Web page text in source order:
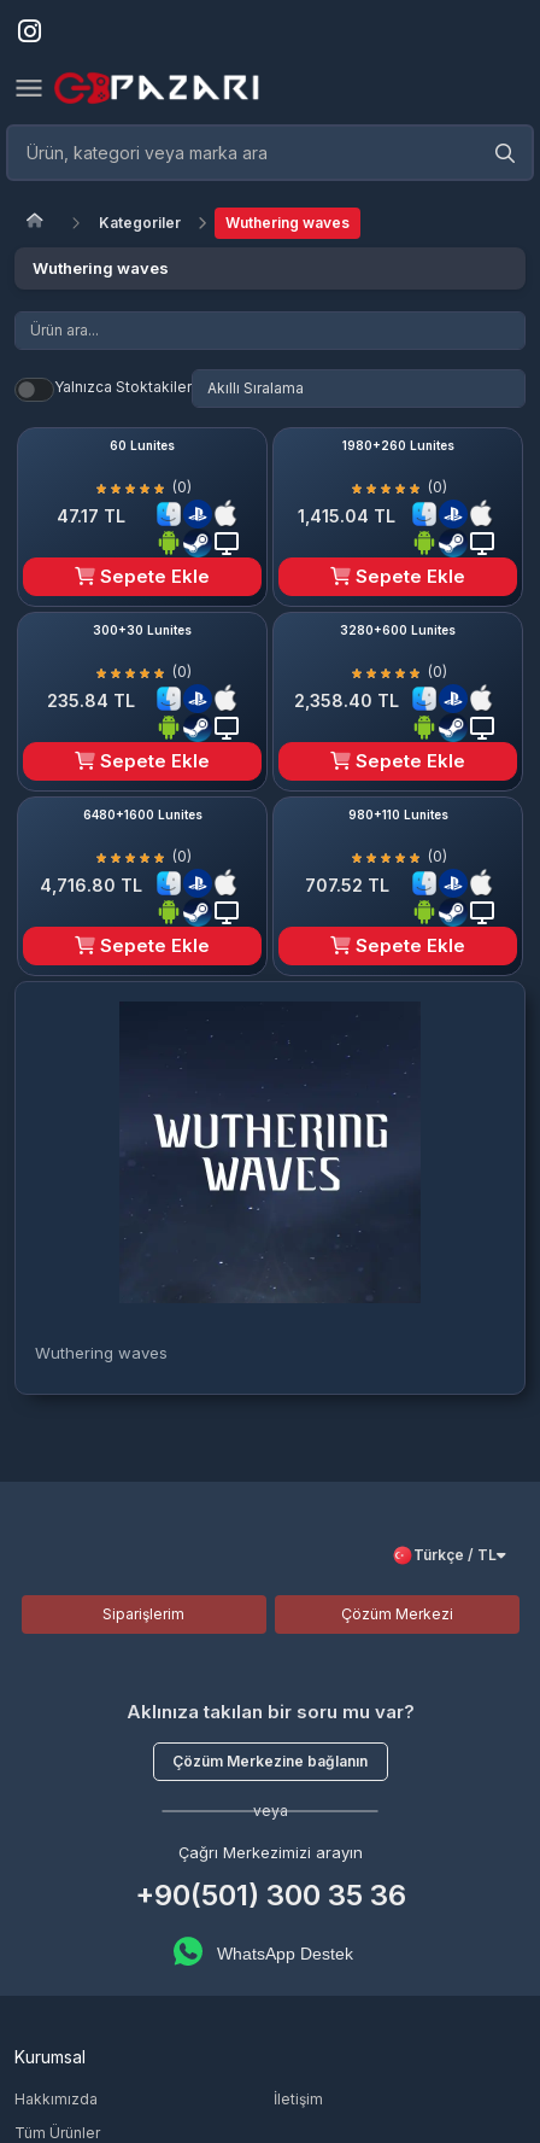
Kategoriler Wuthering waves
Wuthering waves
Yalnızca Stoktakiler
60 Lunites
(0)
47.17 TL
Sepete Ekle
1980+260 Lunites
(0)
1,415.04 TL
Sepete Ekle
300+30 Lunites
(0)
235.84 TL
Sepete Ekle
3280+600 Lunites
(0)
2,358.40 TL
Sepete Ekle
6480+1600 Lunites
(0)
4,716.80 TL
Sepete Ekle
980+110 Lunites
(0)
707.52 TL
Sepete Ekle
Wuthering waves
Türkçe / TL
Siparişlerim Çözüm Merkezi
Aklınıza takılan bir soru mu var?
Çözüm Merkezine bağlanın
veya
Çağrı Merkezimizi arayın
+90(501) 300 35 36
WhatsApp Destek
Kurumsal
Hakkımızda
İletişim
Tüm Ürünler